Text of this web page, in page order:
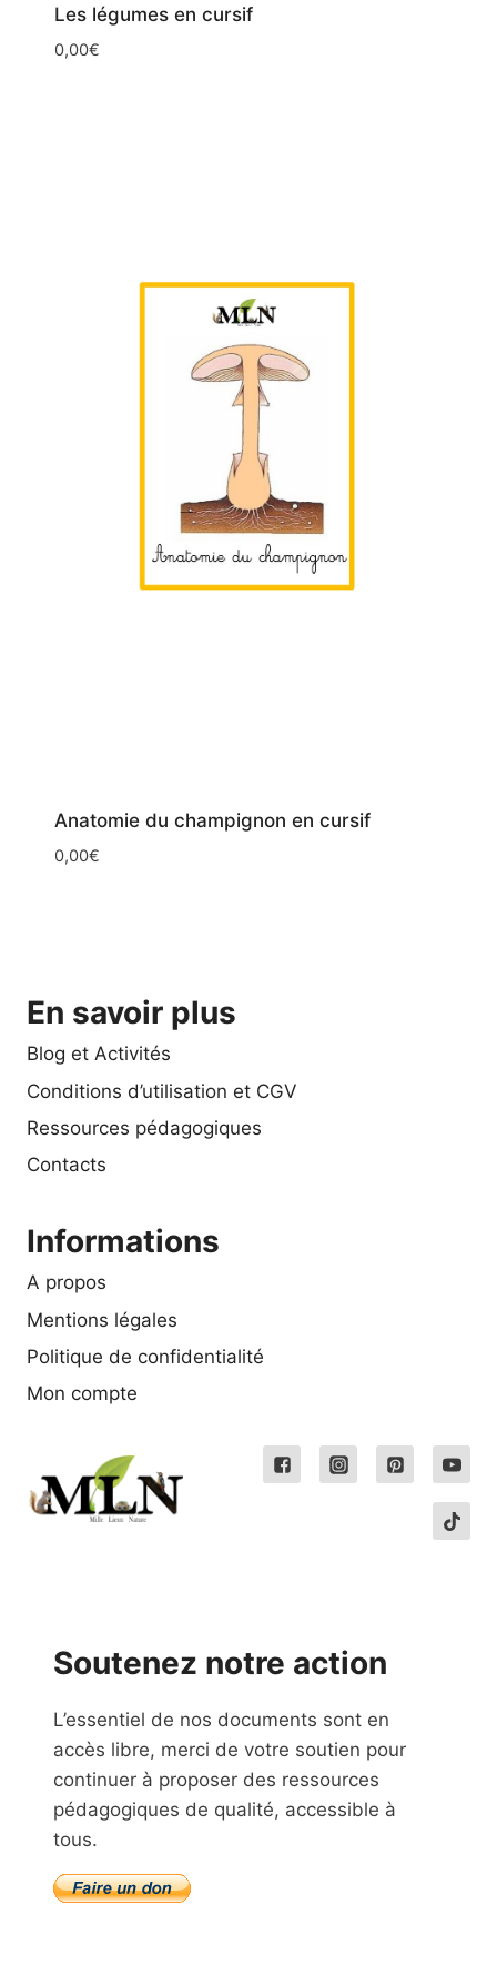
Les légumes en cursif
0,00€
Anatomie du champignon en cursif
0,00€
En savoir plus
Blog et Activités
Conditions d’utilisation et CGV
Ressources pédagogiques
Contacts
Informations
A propos
Mentions légales
Politique de confidentialité
Mon compte
Soutenez notre action
L’essentiel de nos documents sont en
accès libre, merci de votre soutien pour
continuer à proposer des ressources
pédagogiques de qualité, accessible à
tous.